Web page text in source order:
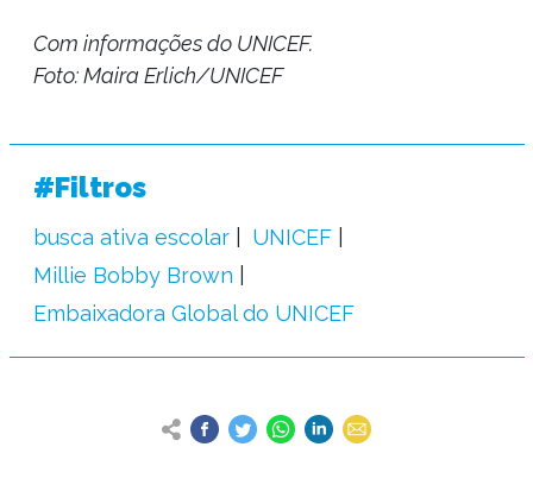
Com informações do UNICEF.
Foto: Maira Erlich/UNICEF
#Filtros
busca ativa escolar
UNICEF
Millie Bobby Brown
Embaixadora Global do UNICEF